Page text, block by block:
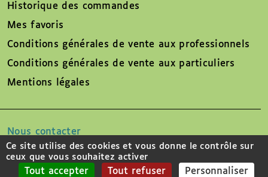
Historique des commandes
Mes favoris
Conditions générales de vente aux professionnels
Conditions générales de vente aux particuliers
Mentions légales
Nous contacter
Suivez-nous sur
Ce site utilise des cookies et vous donne le contrôle sur
ceux que vous souhaitez activer
Tout accepter Tout refuser Personnaliser